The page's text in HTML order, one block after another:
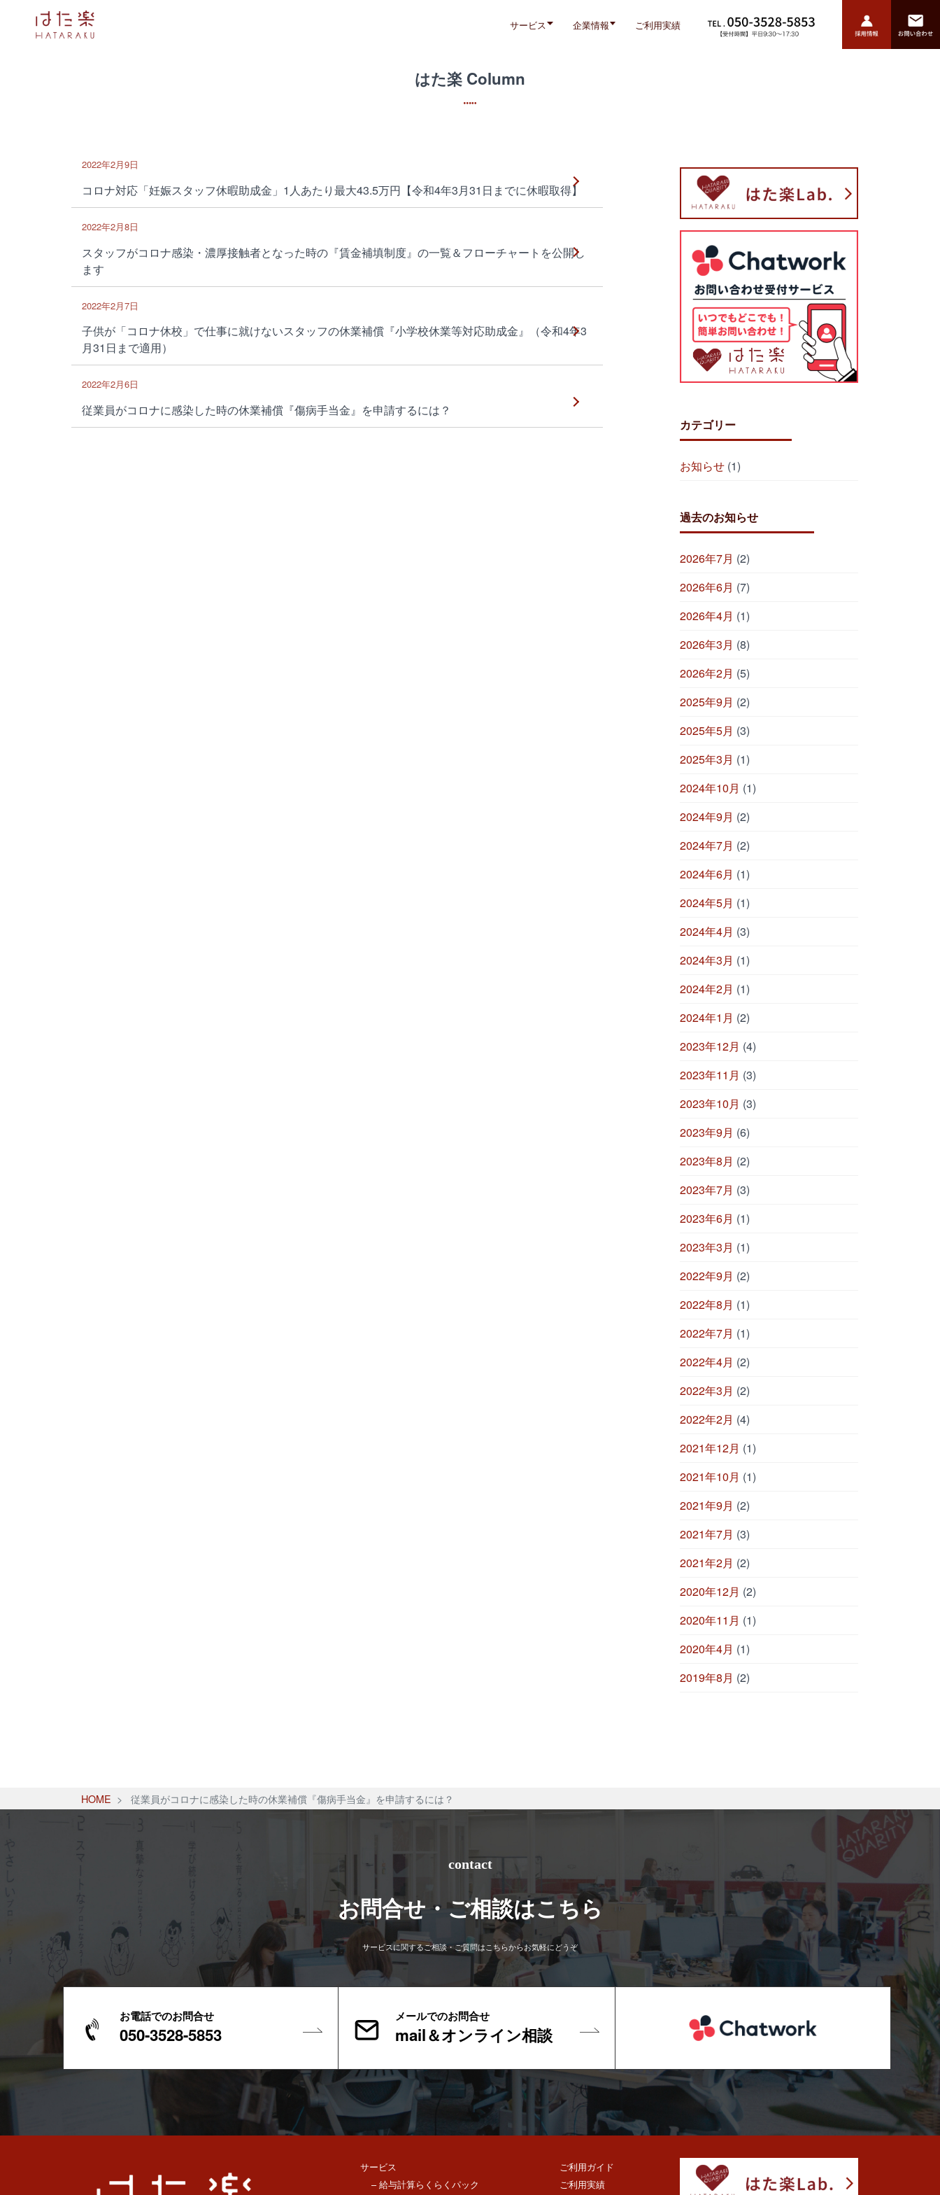
サービス 企業情報 ご利用実績
はた楽 Column
2022年2月9日
コロナ対応「妊娠スタッフ休暇助成金」1人あたり最大43.5万円【令和4年3月31日までに休暇取得】
2022年2月8日
スタッフがコロナ感染・濃厚接触者となった時の『賃金補填制度』の一覧＆フローチャートを公開し
ます
2022年2月7日
子供が「コロナ休校」で仕事に就けないスタッフの休業補償『小学校休業等対応助成金』（令和4年3
月31日まで適用）
2022年2月6日
従業員がコロナに感染した時の休業補償『傷病手当金』を申請するには？
カテゴリー
お知らせ (1)
過去のお知らせ
2026年7月 (2)
2026年6月 (7)
2026年4月 (1)
2026年3月 (8)
2026年2月 (5)
2025年9月 (2)
2025年5月 (3)
2025年3月 (1)
2024年10月 (1)
2024年9月 (2)
2024年7月 (2)
2024年6月 (1)
2024年5月 (1)
2024年4月 (3)
2024年3月 (1)
2024年2月 (1)
2024年1月 (2)
2023年12月 (4)
2023年11月 (3)
2023年10月 (3)
2023年9月 (6)
2023年8月 (2)
2023年7月 (3)
2023年6月 (1)
2023年3月 (1)
2022年9月 (2)
2022年8月 (1)
2022年7月 (1)
2022年4月 (2)
2022年3月 (2)
2022年2月 (4)
2021年12月 (1)
2021年10月 (1)
2021年9月 (2)
2021年7月 (3)
2021年2月 (2)
2020年12月 (2)
2020年11月 (1)
2020年4月 (1)
2019年8月 (2)
HOME 従業員がコロナに感染した時の休業補償『傷病手当金』を申請するには？
contact
お問合せ・ご相談はこちら
サービスに関するご相談・ご質問はこちらからお気軽にどうぞ
お電話でのお問合せ
050-3528-5853
メールでのお問合せ
mail＆オンライン相談
サービス
– 給与計算らくらくパック
ご利用ガイド
ご利用実績